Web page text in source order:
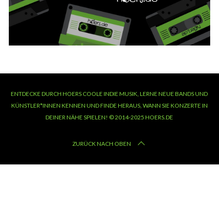
ENTDECKE DURCH HOERS COOLE INDIE MUSIK, LERNE NEUE BANDS UND
KÜNSTLER*INNEN KENNEN UND FINDE HERAUS, WANN SIE KONZERTE IN
DEINER NÄHE SPIELEN! © 2014-2025 HOERS.DE
ZURÜCK NACH OBEN